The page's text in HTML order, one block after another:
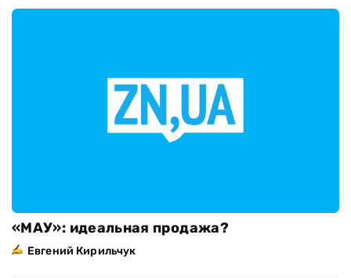
«МАУ»: идеальная продажа?
Евгений Кирильчук